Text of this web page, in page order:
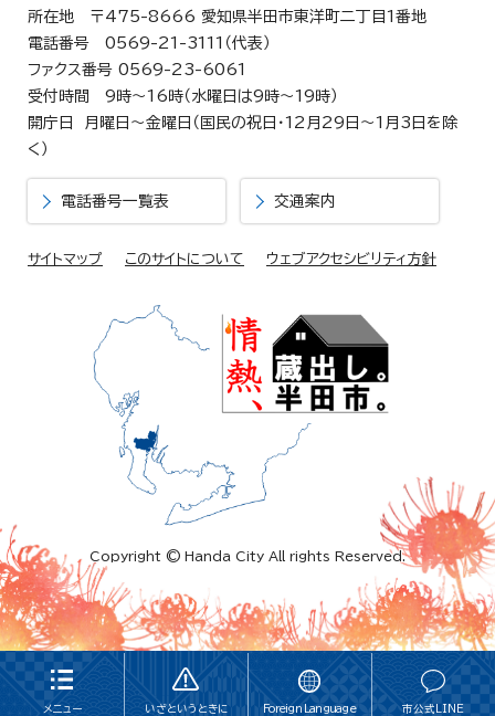
メニュー いざというときに Foreign Language 市公式LINE
所在地 〒475-8666 愛知県半田市東洋町二丁目1番地
電話番号 0569-21-3111（代表）
ファクス番号 0569-23-6061
受付時間 9時～16時（水曜日は9時～19時）
開庁日 月曜日～金曜日（国民の祝日・12月29日～1月3日を除
く）
電話番号一覧表 交通案内
サイトマップ このサイトについて ウェブアクセシビリティ方針
Copyright © Handa City All rights Reserved.